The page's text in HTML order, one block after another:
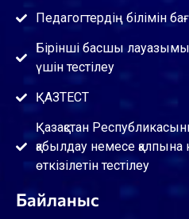
Педагогтердің білімін
Бірінші басшы
үшін тестілеу
ҚАЗТЕСТ
Қазақстан
қабылдау немесе қалпына
өткізілетін тестілеу
Байланыс